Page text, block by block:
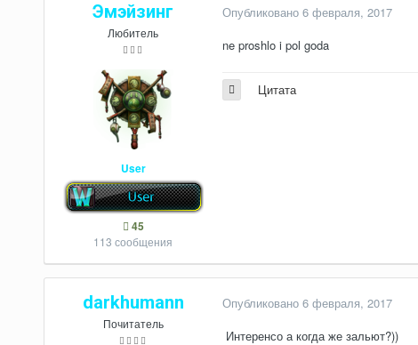
Эмэйзинг
Любитель
User
45
113 сообщения
Опубликовано 6 февраля, 2017
ne proshlo i pol goda
Цитата
darkhumann
Почитатель
Опубликовано 6 февраля, 2017
Интеренсо а когда же зальют?))